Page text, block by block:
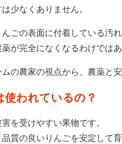
少なくありません。
ごの表面に付着している汚
が完全になくなるわけではあ
の農家の視点から、農薬と
使われているの？
を受けやすい果物です。
質の良いりんごを安定して